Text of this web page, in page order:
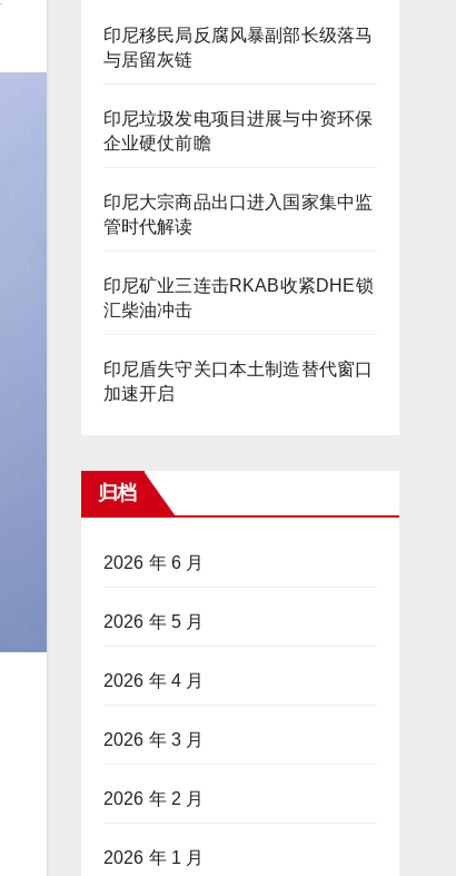
印尼移民局反腐风暴副部长级落马
与居留灰链
印尼垃圾发电项目进展与中资环保
企业硬仗前瞻
印尼大宗商品出口进入国家集中监
管时代解读
印尼矿业三连击RKAB收紧DHE锁
汇柴油冲击
印尼盾失守关口本土制造替代窗口
加速开启
归档
2026 年 6 月
2026 年 5 月
2026 年 4 月
2026 年 3 月
2026 年 2 月
2026 年 1 月